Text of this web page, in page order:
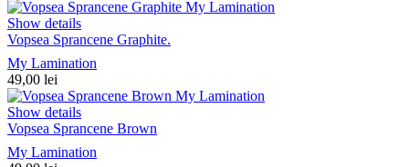
Show details
Vopsea Sprancene Graphite.
My Lamination
49,00 lei
Show details
Vopsea Sprancene Brown
My Lamination